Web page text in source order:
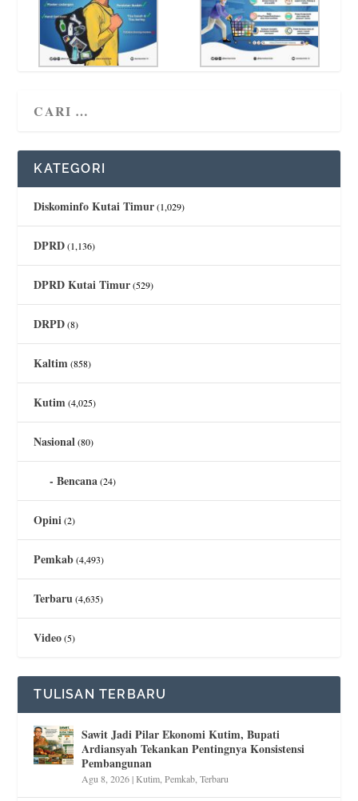
KATEGORI
Diskominfo Kutai Timur(1,029)
DPRD(1,136)
DPRD Kutai Timur(529)
DRPD(8)
Kaltim(858)
Kutim(4,025)
Nasional(80)
Bencana(24)
Opini(2)
Pemkab(4,493)
Terbaru(4,635)
Video(5)
TULISAN TERBARU
Sawit Jadi Pilar Ekonomi Kutim, Bupati
Ardiansyah Tekankan Pentingnya Konsistensi
Pembangunan
Agu 8, 2026|Kutim ,Pemkab ,Terbaru